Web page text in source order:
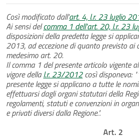
Così modificato dall'art. 4, l.r. 23 luglio
Ai sensi delcomma 1 dell'art. 20, l.r. 23
disposizioni della predetta legge si
2013, ad eccezione di quanto previsto ai
medesimo art. 20.
Il comma 1 del presente articolo vigente
vigore dellal.r. 23/2012così disponeva:
presente legge si applicano a tutte le
effettuarsi dagli organi statutari della
regolamenti, statuti e convenzioni in
e privati diversi dalla Regione.".
Art. 2